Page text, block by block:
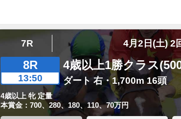
7R 4月2日(土) 2
8R
13:50
4歳以上1勝クラス
ダート 右・1,700m 16頭
4歳以上 牝 定量
本賞金：700、280、180、110、70万円